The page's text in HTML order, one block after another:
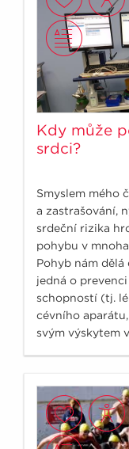
Kdy může
srdci?
Smyslem mého
a zastrašování,
srdeční rizika
pohybu v
Pohyb nám
jedná o
schopností (tj.
cévního
svým výskytem
Osoby, které
dožívají o 7 let
sedavým